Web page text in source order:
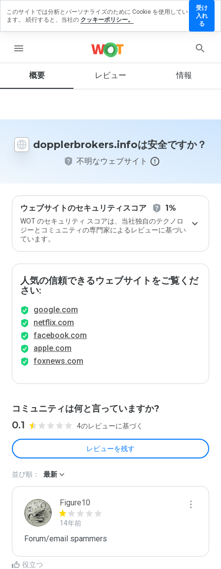
menu
概要 レビュー 情報
dopplerbrokers.infoは安全ですか？
不明なウェブサイト
ウェブサイトのセキュリティスコア 1%
WOT のセキュリティ スコアは、当社独自のテクノロ
ジーとコミュニティの専門家によるレビューに基づい
ています。
人気の信頼できるウェブサイトをご覧くだ
さい:
google.com
netflix.com
facebook.com
apple.com
foxnews.com
コミュニティは何と言っていますか?
0.1 4のレビューに基づく
レビューを残す
ーを残す
ウェ
を1
5の
で、
ます
か？
並び順： 最新
Figure10
14年前
Forum/email spammers
役立つ
このサイトでは分析とパーソナライズのために Cookie を使用してい
ます。 続行すると、当社の クッキーポリシー。
受け
入れ
る